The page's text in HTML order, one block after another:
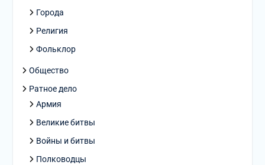
Города
Религия
Фольклор
Общество
Ратное дело
Армия
Великие битвы
Войны и битвы
Полководцы